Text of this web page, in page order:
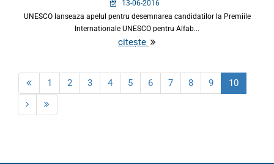
13-06-2016
UNESCO lanseaza apelul pentru desemnarea candidatilor la Premiile
Internationale UNESCO pentru Alfab...
citește
1 2 3 4 5 6 7 8 9 10